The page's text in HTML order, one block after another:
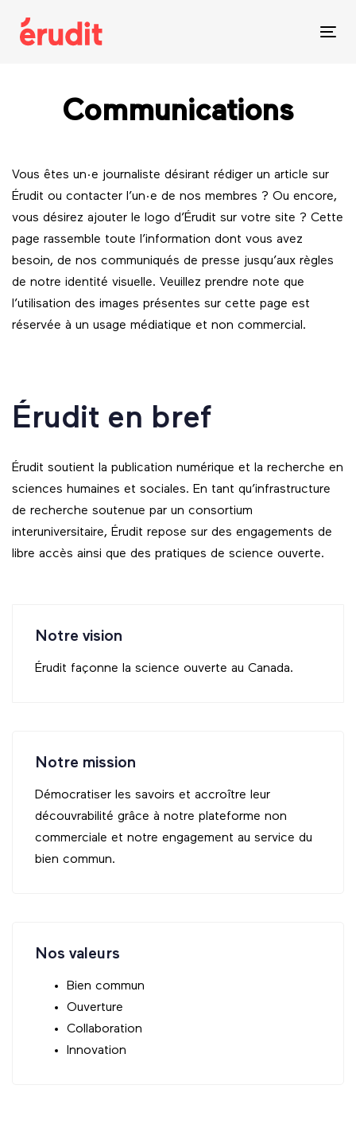
links
Communications
Vous êtes un·e journaliste désirant rédiger un article sur
Érudit ou contacter l’un·e de nos membres ? Ou encore,
vous désirez ajouter le logo d’Érudit sur votre site ? Cette
page rassemble toute l’information dont vous avez
besoin, de nos communiqués de presse jusqu’aux règles
de notre identité visuelle. Veuillez prendre note que
l’utilisation des images présentes sur cette page est
réservée à un usage médiatique et non commercial.
Érudit en bref
Érudit soutient la publication numérique et la recherche en
sciences humaines et sociales. En tant qu’infrastructure
de recherche soutenue par un consortium
interuniversitaire, Érudit repose sur des engagements de
libre accès ainsi que des pratiques de science ouverte.
Notre vision
Érudit façonne la science ouverte au Canada.
Notre mission
Démocratiser les savoirs et accroître leur
découvrabilité grâce à notre plateforme non
commerciale et notre engagement au service du
bien commun.
Nos valeurs
Bien commun
Ouverture
Collaboration
Innovation